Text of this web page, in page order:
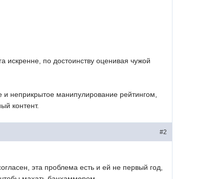
искренне, по достоинству оценивая чужой
неприкрытое манипулирование рейтингом,
контент.
#2
эта проблема есть и ей не первый год,